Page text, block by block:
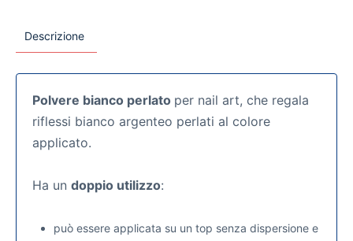
Descrizione
Polvere bianco perlato per nail art, che regala
riflessi bianco argenteo perlati al colore
applicato.
Ha un doppio utilizzo:
può essere applicata su un top senza dispersione e